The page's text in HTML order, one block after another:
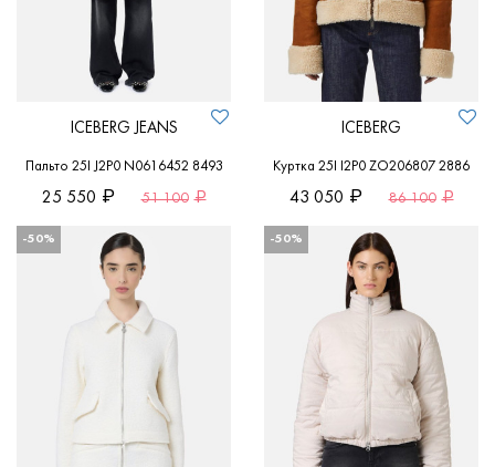
ICEBERG JEANS
Пальто 25I J2P0 N0616452 8493
25 550 51 100
ICEBERG
Куртка 25I I2P0 ZO206807 2886
43 050 86 100
-50% -50%